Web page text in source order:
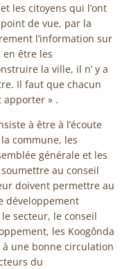
les citoyens qui l’ont
de vue, par la
l’information sur
être les
la ville, il n’ y a
Il faut que chacun
apporter » .
à être à l’écoute
commune, les
générale et les
au conseil
doivent permettre au
développement
secteur, le conseil
les Koogônda
une bonne circulation
du